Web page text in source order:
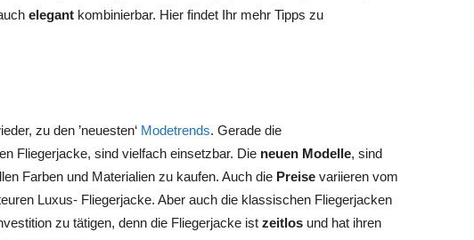
elegant kombinierbar. Hier findet Ihr mehr Tipps zu
zu den ’neuesten‘ Modetrends. Gerade die
Fliegerjacke, sind vielfach einsetzbar. Die neuen Modelle, sind
Farben und Materialien zu kaufen. Auch die Preise variieren vom
Luxus- Fliegerjacke. Aber auch die klassischen Fliegerjacken
zu tätigen, denn die Fliegerjacke ist zeitlos und hat ihren